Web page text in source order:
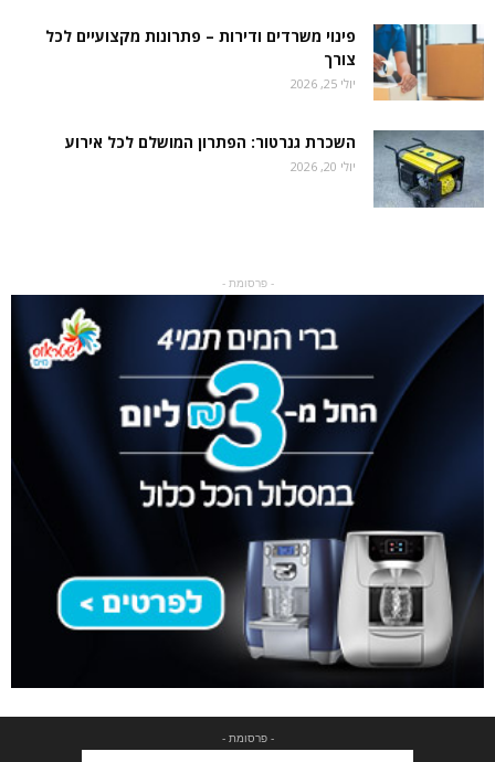
פינוי משרדים ודירות – פתרונות מקצועיים לכל
צורך
יולי 25, 2026
השכרת גנרטור: הפתרון המושלם לכל אירוע
יולי 20, 2026
- פרסומת -
- פרסומת -